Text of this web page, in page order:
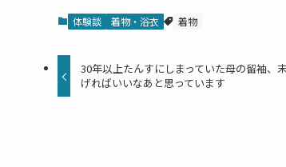
体験談 着物・浴衣 着物
30年以上たんすにしまっていた母の留袖、
げればいいなあと思っています